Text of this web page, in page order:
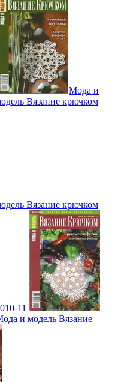
Мода и
Вязание крючком
Вязание крючком
11
и модель Вязание